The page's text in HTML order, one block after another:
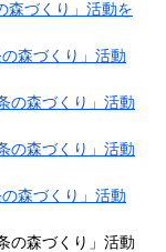
森づくり」活動を
森づくり」活動
の森づくり」活動
の森づくり」活動
森づくり」活動
の森づくり」活動